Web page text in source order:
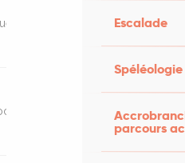
Escalade
Spéléologie
parcours
drap housse/taies
semaine en juillet/août